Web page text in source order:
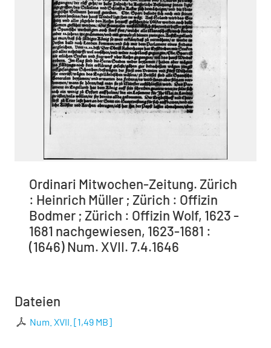
Ordinari Mitwochen-Zeitung. Zürich
: Heinrich Müller ; Zürich : Offizin
Bodmer ; Zürich : Offizin Wolf, 1623 -
1681 nachgewiesen, 1623-1681 :
(1646) Num. XVII. 7.4.1646
Dateien
Num. XVII. [1,49 MB]